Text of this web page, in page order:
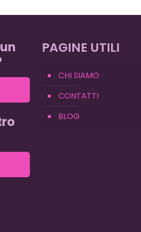
PAGINE UTILI
CHI SIAMO
CONTATTI
BLOG